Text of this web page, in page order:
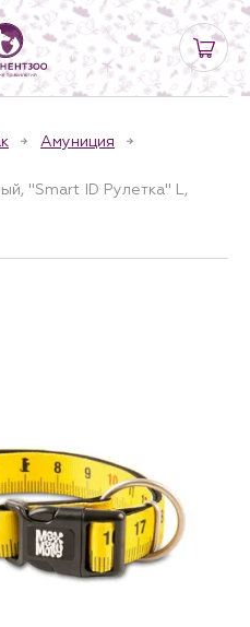
Амуниция
"Smart ID Рулетка" L,